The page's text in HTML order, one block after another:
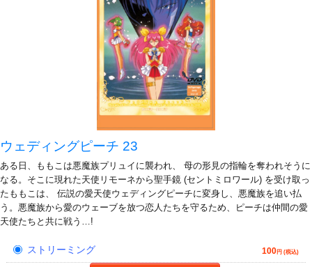
ウェディングピーチ 23
ある日、ももこは悪魔族プリュイに襲われ、 母の形見の指輪を奪われそうに
なる。そこに現れた天使リモーネから聖手鏡 (セントミロワール) を受け取っ
たももこは、 伝説の愛天使ウェディングピーチに変身し、悪魔族を追い払
う。悪魔族から愛のウェーブを放つ恋人たちを守るため、ピーチは仲間の愛
天使たちと共に戦う…!
ストリーミング 100円 (税込)